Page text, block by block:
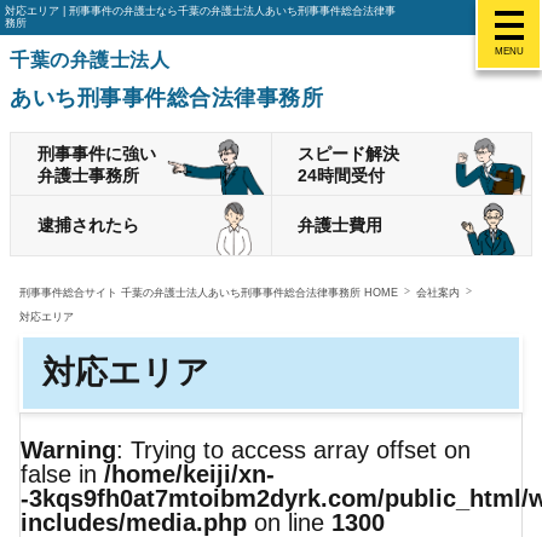
MENU
対応エリア | 刑事事件の弁護士なら千葉の弁護士法人あいち刑事事件総合法律事
務所
千葉の弁護士法人
あいち刑事事件総合法律事務所
刑事事件に強い
弁護士事務所
スピード解決
24時間受付
逮捕されたら 弁護士費用
刑事事件総合サイト 千葉の弁護士法人あいち刑事事件総合法律事務所 HOME
会社案内
対応エリア
対応エリア
Warning: Trying to access array offset on
false in /home/keiji/xn-
-3kqs9fh0at7mtoibm2dyrk.com/public_html/
includes/media.php on line 1300